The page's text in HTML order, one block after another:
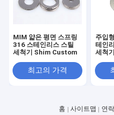
MIM 얇은 평면 스프링
316 스테인리스 스틸
세척기 Shim Custom
최고의 가격
주입
테인
세척
홈 사이트맵 연